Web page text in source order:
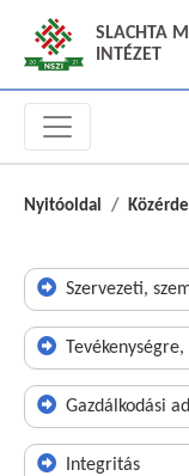
SLACHTA
INTÉZET
Nyitóoldal
Szervezeti,
Gazdálkodási
Integritás